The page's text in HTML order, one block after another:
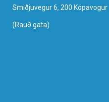
Smiðjuvegur 6, 200 Kópavogur
(Rauð gata)